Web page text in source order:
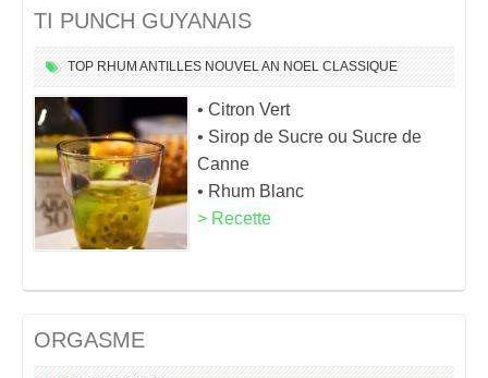
TI PUNCH GUYANAIS
TOP RHUM ANTILLES NOUVEL AN NOEL CLASSIQUE
• Citron Vert
• Sirop de Sucre ou Sucre de
Canne
• Rhum Blanc
> Recette
ORGASME